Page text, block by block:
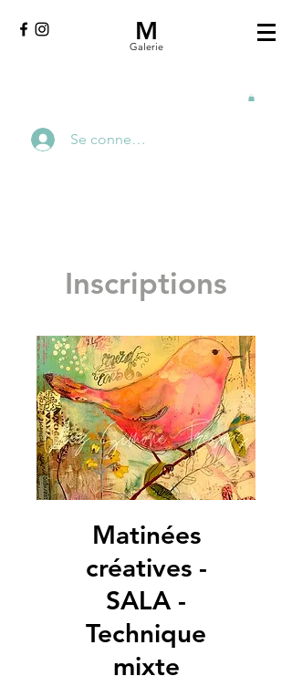
M
Galerie
Se connecter
Inscriptions
Matinées
créatives -
SALA -
Technique
mixte